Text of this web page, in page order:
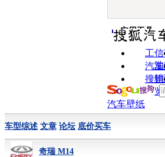
实用工具
工
汽
搜狗
汽车壁纸
车型综述 文章 论坛 底价买车
奇瑞 M14